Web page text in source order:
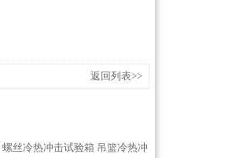
返回列表>>
螺丝冷热冲击试验箱 吊篮冷热冲